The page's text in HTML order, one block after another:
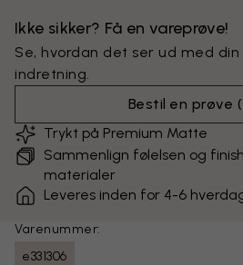
Ikke sikker? Få en vareprøve!
Se, hvordan det ser ud med din
indretning.
Bestil en prøve (
Trykt på Premium Matte
Sammenlign følelsen og
materialer
Leveres inden for 4-6
Varenummer:
e331306